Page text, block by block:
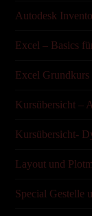
Autodesk
Excel – Basics
Excel
Kursübersicht –
Kursübersicht-
Layout und
Special Gestelle